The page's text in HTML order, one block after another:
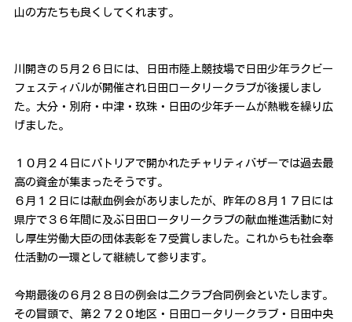
山の方たちも良くしてくれます。
川開きの５月２６日には、日田市陸上競技場で日田少年ラクビー
フェスティバルが開催され日田ロータリークラブが後援しまし
た。大分・別府・中津・玖珠・日田の少年チームが熱戦を繰り広
げました。
１０月２４日にパトリアで開かれたチャリティバザーでは過去最
高の資金が集まったそうです。
６月１２日には献血例会がありましたが、昨年の８月１７日には
県庁で３６年間に及ぶ日田ロータリークラブの献血推進活動に対
し厚生労働大臣の団体表彰を７受賞しました。これからも社会奉
仕活動の一環として継続して参ります。
今期最後の６月２８日の例会は二クラブ合同例会といたします。
その冒頭で、第２７２０地区・日田ロータリークラブ・日田中央